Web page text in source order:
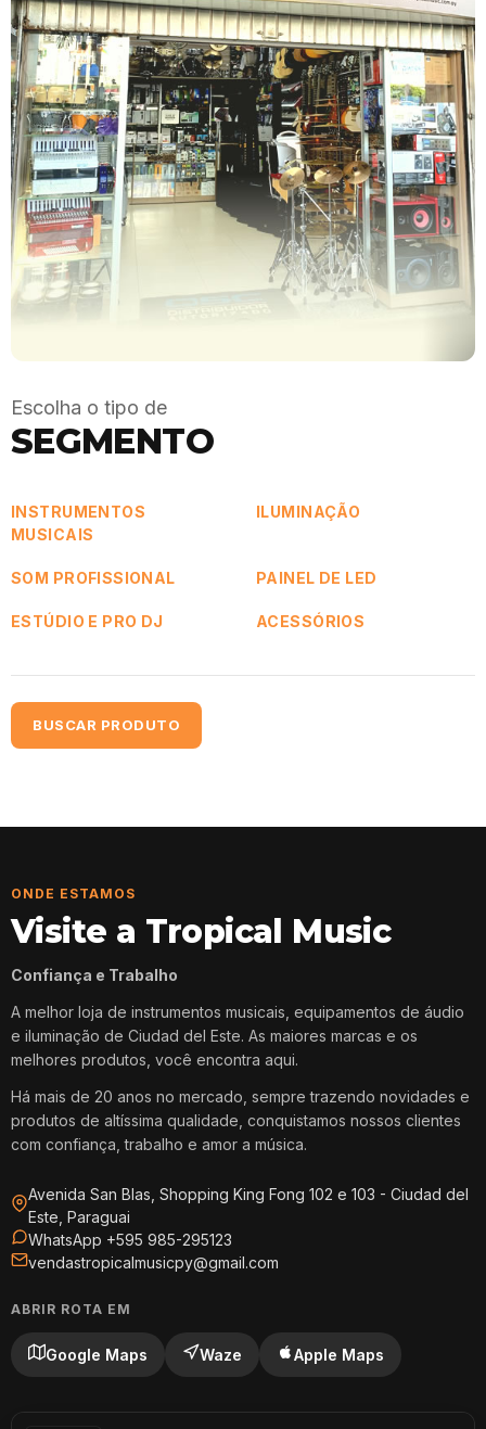
Escolha o tipo de
SEGMENTO
INSTRUMENTOS
MUSICAIS
ILUMINAÇÃO
SOM PROFISSIONAL PAINEL DE LED
ESTÚDIO E PRO DJ ACESSÓRIOS
BUSCAR PRODUTO
ONDE ESTAMOS
Visite a Tropical Music
Confiança e Trabalho
A melhor loja de instrumentos musicais, equipamentos de áudio
e iluminação de Ciudad del Este. As maiores marcas e os
melhores produtos, você encontra aqui.
Há mais de 20 anos no mercado, sempre trazendo novidades e
produtos de altíssima qualidade, conquistamos nossos clientes
com confiança, trabalho e amor a música.
Avenida San Blas, Shopping King Fong 102 e 103 - Ciudad del
Este, Paraguai
WhatsApp +595 985-295123
vendastropicalmusicpy@gmail.com
ABRIR ROTA EM
Google Maps Waze Apple Maps